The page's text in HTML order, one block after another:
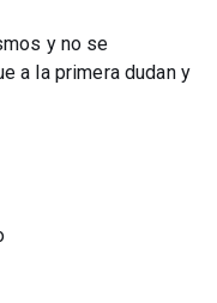
y no se
a la primera dudan y